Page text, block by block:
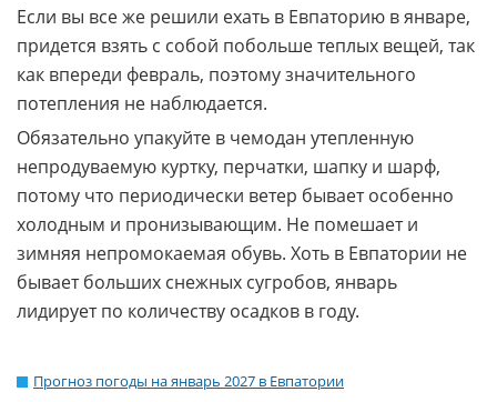
Если вы все же решили ехать в Евпаторию в январе,
придется взять с собой побольше теплых вещей, так
как впереди февраль, поэтому значительного
потепления не наблюдается.
Обязательно упакуйте в чемодан утепленную
непродуваемую куртку, перчатки, шапку и шарф,
потому что периодически ветер бывает особенно
холодным и пронизывающим. Не помешает и
зимняя непромокаемая обувь. Хоть в Евпатории не
бывает больших снежных сугробов, январь
лидирует по количеству осадков в году.
Прогноз погоды на январь 2027 в Евпатории